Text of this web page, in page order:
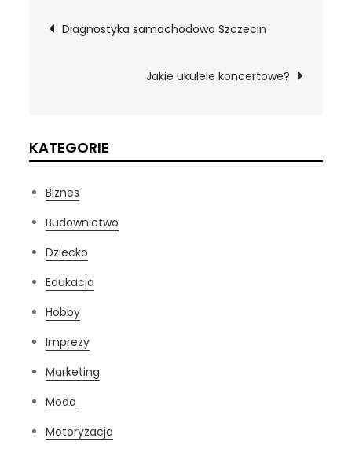
Nawigacja
Diagnostyka samochodowa Szczecin
Jakie ukulele koncertowe?
KATEGORIE
Biznes
Budownictwo
Dziecko
Edukacja
Hobby
Imprezy
Marketing
Moda
Motoryzacja